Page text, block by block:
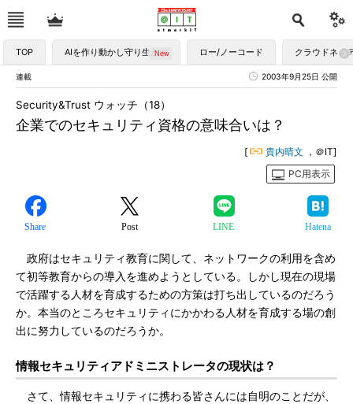
TOP AIを作り動かし守り生かす ロー/ノーコード クラウドネイ
連載 2003年9月25日 公開
企業でのセキュリティ資格の意味合いは？
Security&Trust ウォッチ（18）
[ 貴内晴文 ，＠IT]
PC用表示
Share Post LINE Hatena
政府はセキュリティ教育に関して、ネットワークの利用を含め
て初等教育からの導入を進めようとしている。しかし現在の現場
で活躍する人材を育成するための方策は打ち出しているのだろう
か。本当のところセキュリティにかかわる人材を育成する場の創
出に努力しているのだろうか。
情報セキュリティアドミニストレータの現状は？
さて、情報セキュリティに携わる皆さんには自明のことだが、